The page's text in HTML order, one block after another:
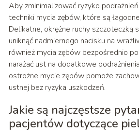
Aby zminimalizować ryzyko
techniki mycia zębów, które są
Delikatne, okrężne ruchy szczoteczką
uniknąć nadmiernego nacisku na
również mycia zębów bezpośrednio
narażać ust na dodatkowe
ostrożne mycie zębów pomoże
ustnej bez ryzyka uszkodzeń.
Jakie są najczęstsze
pacjentów dotyczące